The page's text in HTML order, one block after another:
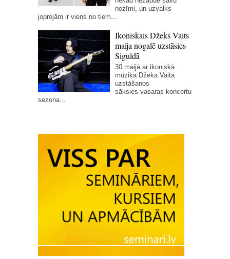
nozīmi, un uzvalks
joprojām ir viens no tiem...
Ikoniskais Džeks Vaits
maija nogalē uzstāsies
Siguldā
30.maijā ar ikoniskā
mūziķa Džeka Vaita
uzstāšanos
sāksies vasaras koncertu
sezona...